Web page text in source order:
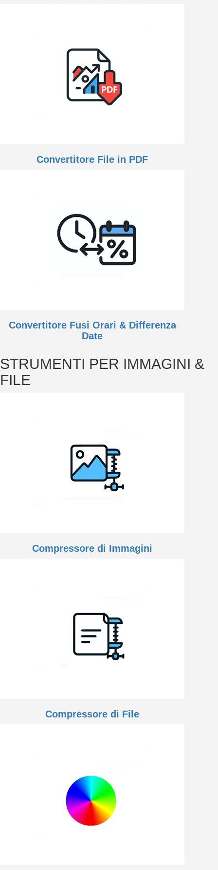
Convertitore File in PDF
Convertitore Fusi Orari & Differenza
Date
STRUMENTI PER IMMAGINI &
FILE
Compressore di Immagini
Compressore di File